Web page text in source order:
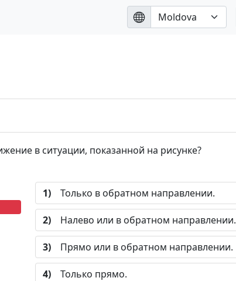
в ситуации, показанной на рисунке?
1) Только в обратном направлении.
2) Налево или в обратном направлении.
3) Прямо или в обратном направлении.
4) Только прямо.